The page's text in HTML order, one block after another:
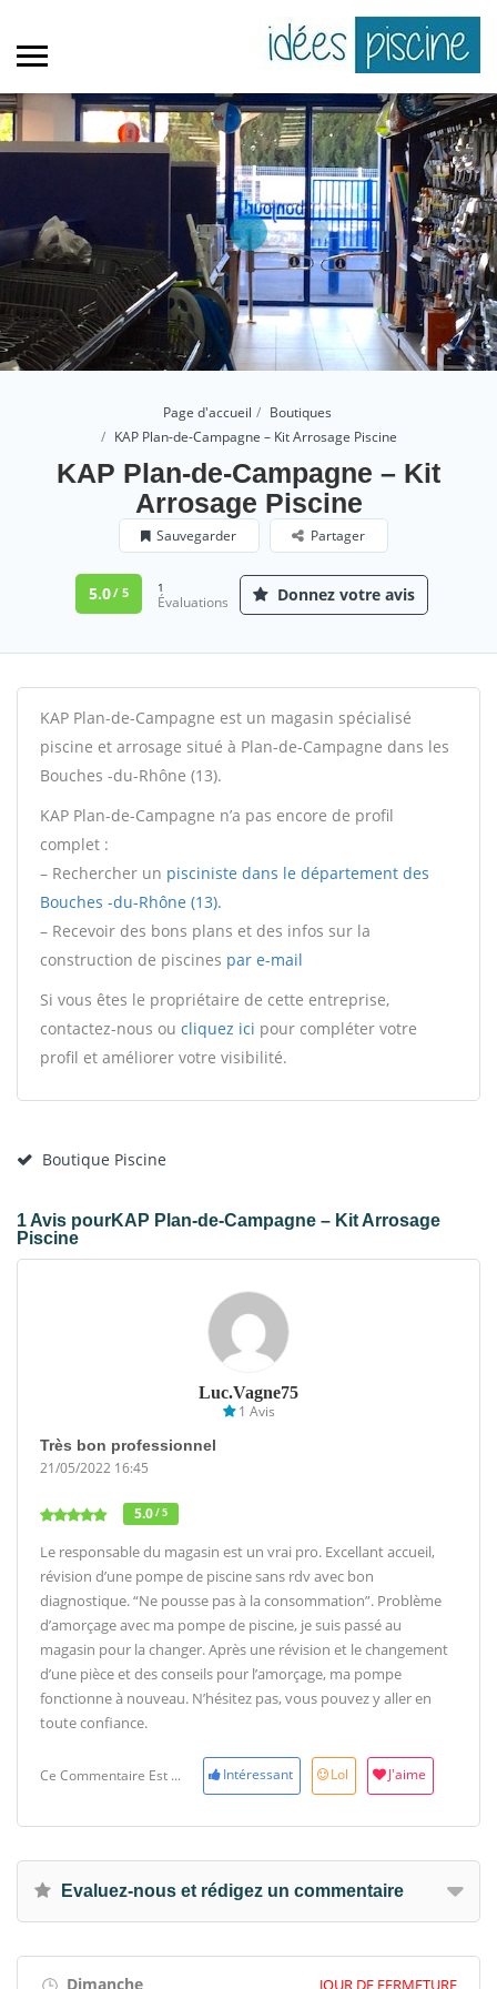
Page d'accueil
Boutiques
KAP Plan-de-Campagne – Kit Arrosage Piscine
KAP Plan-de-Campagne – Kit
Arrosage Piscine
Sauvegarder Partager
5.0/ 5 1
Évaluations Donnez votre avis
KAP Plan-de-Campagne est un magasin spécialisé
piscine et arrosage situé à Plan-de-Campagne dans les
Bouches -du-Rhône (13).
KAP Plan-de-Campagne n’a pas encore de profil
complet :
– Rechercher un pisciniste dans le département des
Bouches -du-Rhône (13).
– Recevoir des bons plans et des infos sur la
construction de piscines par e-mail
Si vous êtes le propriétaire de cette entreprise,
contactez-nous ou cliquez ici pour compléter votre
profil et améliorer votre visibilité.
Boutique Piscine
1 Avis pourKAP Plan-de-Campagne – Kit Arrosage
Piscine
Luc.vagne75
1 Avis
Très bon professionnel
21/05/2022 16:45
5.0/ 5
Le responsable du magasin est un vrai pro. Excellant accueil,
révision d’une pompe de piscine sans rdv avec bon
diagnostique. “Ne pousse pas à la consommation”. Problème
d’amorçage avec ma pompe de piscine, je suis passé au
magasin pour la changer. Après une révision et le changement
d’une pièce et des conseils pour l’amorçage, ma pompe
fonctionne à nouveau. N’hésitez pas, vous pouvez y aller en
toute confiance.
Ce Commentaire Est ... Intéressant Lol J'aime
Evaluez-nous et rédigez un commentaire
Dimanche JOUR DE FERMETURE